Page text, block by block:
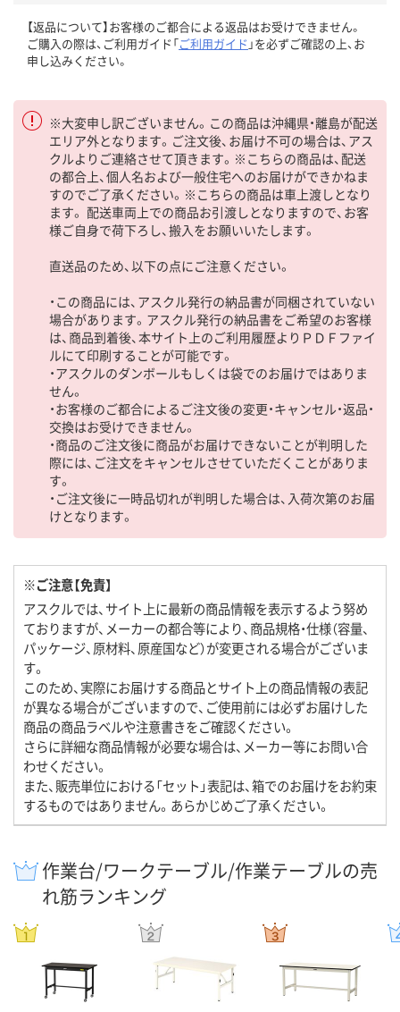
【返品について】お客様のご都合による返品はお受けできません。
ご購入の際は、ご利用ガイド「ご利用ガイド 」を必ずご確認の上、お
申し込みください。
※大変申し訳ございません。この商品は沖縄県・離島が配送
エリア外となります。ご注文後、お届け不可の場合は、アス
クルよりご連絡させて頂きます。※こちらの商品は、配送
の都合上、個人名および一般住宅へのお届けができかねま
すのでご了承ください。※こちらの商品は車上渡しとなり
ます。 配送車両上での商品お引渡しとなりますので、お客
様ご自身で荷下ろし、搬入をお願いいたします。
直送品のため、以下の点にご注意ください。
・この商品には、アスクル発行の納品書が同梱されていない
場合があります。アスクル発行の納品書をご希望のお客様
は、商品到着後、本サイト上のご利用履歴よりＰＤＦファイ
ルにて印刷することが可能です。
・アスクルのダンボールもしくは袋でのお届けではありま
せん。
・お客様のご都合によるご注文後の変更・キャンセル・返品・
交換はお受けできません。
・商品のご注文後に商品がお届けできないことが判明した
際には、ご注文をキャンセルさせていただくことがありま
す。
・ご注文後に一時品切れが判明した場合は、入荷次第のお届
けとなります。
※ご注意【免責】
アスクルでは、サイト上に最新の商品情報を表示するよう努め
ておりますが、メーカーの都合等により、商品規格・仕様（容量、
パッケージ、原材料、原産国など）が変更される場合がございま
す。
このため、実際にお届けする商品とサイト上の商品情報の表記
が異なる場合がございますので、ご使用前には必ずお届けした
商品の商品ラベルや注意書きをご確認ください。
さらに詳細な商品情報が必要な場合は、メーカー等にお問い合
わせください。
また、販売単位における「セット」表記は、箱でのお届けをお約束
するものではありません。あらかじめご了承ください。
作業台/ワークテーブル/作業テーブルの売
れ筋ランキング